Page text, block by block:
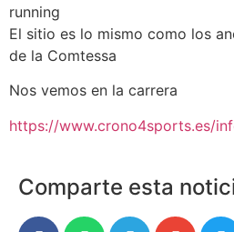
running
El sitio es lo mismo como los
de la Comtessa
Nos vemos en la carrera
https://www.crono4sports.es/
Comparte esta